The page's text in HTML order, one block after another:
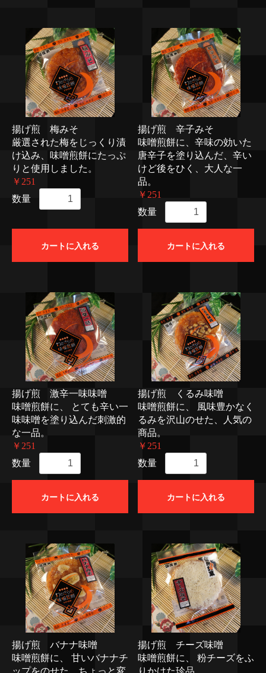
揚げ煎 梅みそ
厳選された梅をじっくり漬
け込み、味噌煎餅にたっぷ
りと使用しました。
￥251
数量
カートに入れる
揚げ煎 辛子みそ
味噌煎餅に、辛味の効いた
唐辛子を塗り込んだ、辛い
けど後をひく、大人な一
品。
￥251
数量
カートに入れる
揚げ煎 激辛一味味噌
味噌煎餅に、 とても辛い一
味味噌を塗り込んだ刺激的
な一品。
￥251
数量
カートに入れる
揚げ煎 くるみ味噌
味噌煎餅に、 風味豊かなく
るみを沢山のせた、人気の
商品。
￥251
数量
カートに入れる
揚げ煎 バナナ味噌
味噌煎餅に、 甘いバナナチ
ップをのせた、ちょっと変
揚げ煎 チーズ味噌
味噌煎餅に、 粉チーズをふ
りかけた珍品。